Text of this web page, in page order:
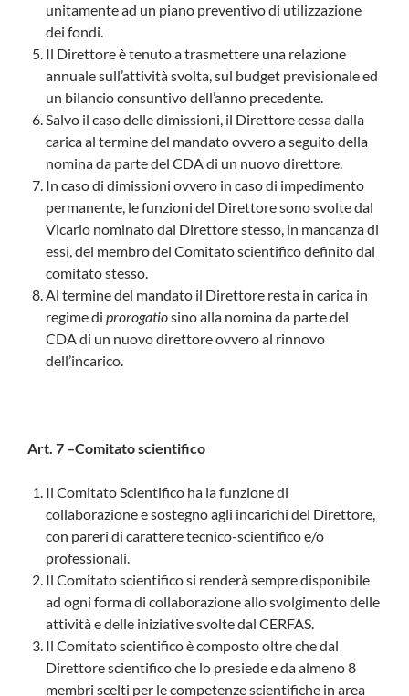
unitamente ad un piano preventivo di utilizzazione
dei fondi.
Il Direttore è tenuto a trasmettere una relazione
annuale sull’attività svolta, sul budget previsionale ed
un bilancio consuntivo dell’anno precedente.
Salvo il caso delle dimissioni, il Direttore cessa dalla
carica al termine del mandato ovvero a seguito della
nomina da parte del CDA di un nuovo direttore.
In caso di dimissioni ovvero in caso di impedimento
permanente, le funzioni del Direttore sono svolte dal
Vicario nominato dal Direttore stesso, in mancanza di
essi, del membro del Comitato scientifico definito dal
comitato stesso.
Al termine del mandato il Direttore resta in carica in
regime di prorogatiosino alla nomina da parte del
CDA di un nuovo direttore ovvero al rinnovo
dell’incarico.
Art. 7 –Comitato scientifico
Il Comitato Scientifico ha la funzione di
collaborazione e sostegno agli incarichi del Direttore,
con pareri di carattere tecnico-scientifico e/o
professionali.
Il Comitato scientifico si renderà sempre disponibile
ad ogni forma di collaborazione allo svolgimento delle
attività e delle iniziative svolte dal CERFAS.
Il Comitato scientifico è composto oltre che dal
Direttore scientifico che lo presiede e da almeno 8
membri scelti per le competenze scientifiche in area